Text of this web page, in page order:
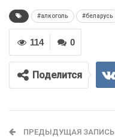
#алкоголь #беларусь
0
114
Поделится
ПРЕДЫДУЩАЯ ЗАПИСЬ